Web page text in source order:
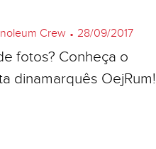
Crew • 28/09/2017
fotos? Conheça o
dinamarquês OejRum!